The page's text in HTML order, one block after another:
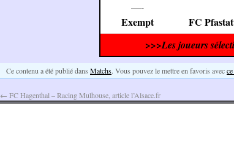
—-
Exempt FC
>>>Les joueurs
Ce contenu a été publié dans Matchs. Vous pouvez le mettre en favoris avec
← FC Hagenthal – Racing Mulhouse, article l’Alsace.fr